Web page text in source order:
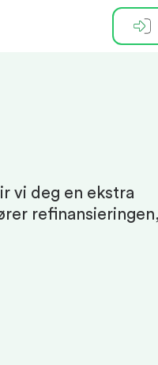
vi deg en ekstra
refinansieringen,